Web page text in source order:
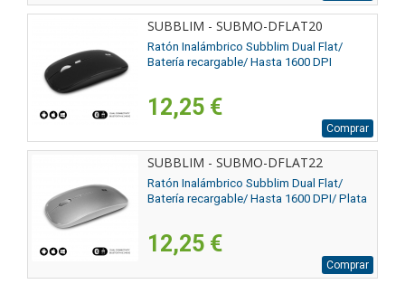
SUBBLIM - SUBMO-DFLAT20
Ratón Inalámbrico Subblim Dual Flat/
Batería recargable/ Hasta 1600 DPI
12,25 €
Comprar
SUBBLIM - SUBMO-DFLAT22
Ratón Inalámbrico Subblim Dual Flat/
Batería recargable/ Hasta 1600 DPI/ Plata
12,25 €
Comprar